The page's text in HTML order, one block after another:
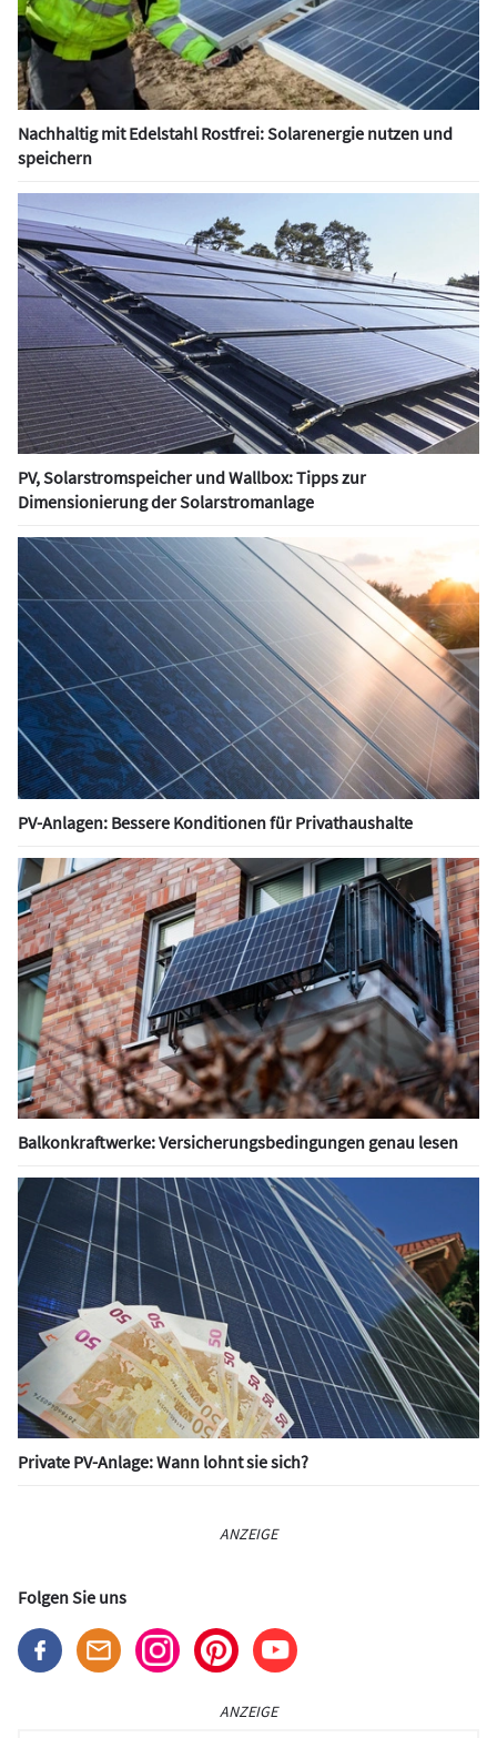
Nachhaltig mit Edelstahl Rostfrei: Solarenergie nutzen und
speichern
PV, Solarstromspeicher und Wallbox: Tipps zur
Dimensionierung der Solarstromanlage
PV-Anlagen: Bessere Konditionen für Privathaushalte
Balkonkraftwerke: Versicherungsbedingungen genau lesen
Private PV-Anlage: Wann lohnt sie sich?
ANZEIGE
Folgen Sie uns
ANZEIGE